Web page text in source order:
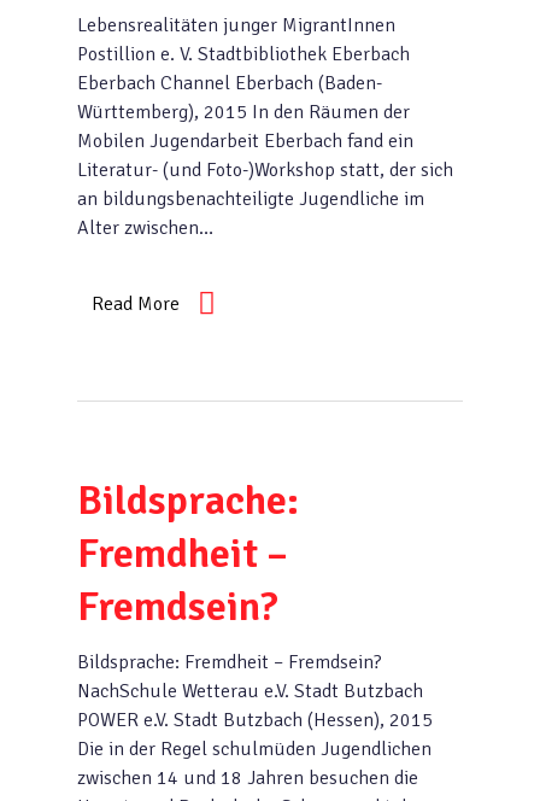
Lebensrealitäten junger MigrantInnen
Postillion e. V. Stadtbibliothek Eberbach
Eberbach Channel Eberbach (Baden-
Württemberg), 2015 In den Räumen der
Mobilen Jugendarbeit Eberbach fand ein
Literatur- (und Foto-)Workshop statt, der sich
an bildungsbenachteiligte Jugendliche im
Alter zwischen…
Read More
Bildsprache:
Fremdheit –
Fremdsein?
Bildsprache: Fremdheit – Fremdsein?
NachSchule Wetterau e.V. Stadt Butzbach
POWER e.V. Stadt Butzbach (Hessen), 2015
Die in der Regel schulmüden Jugendlichen
zwischen 14 und 18 Jahren besuchen die